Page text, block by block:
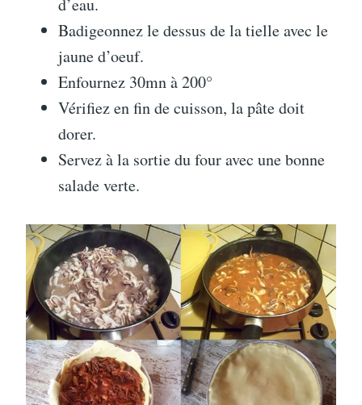
d’eau.
Badigeonnez le dessus de la tielle avec le
jaune d’oeuf.
Enfournez 30mn à 200°
Vérifiez en fin de cuisson, la pâte doit
dorer.
Servez à la sortie du four avec une bonne
salade verte.